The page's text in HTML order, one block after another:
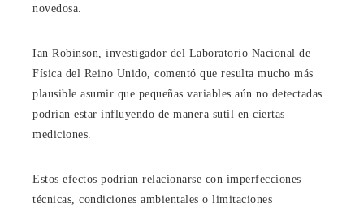
novedosa.
Ian Robinson, investigador del Laboratorio Nacional de
Física del Reino Unido, comentó que resulta mucho más
plausible asumir que pequeñas variables aún no detectadas
podrían estar influyendo de manera sutil en ciertas
mediciones.
Estos efectos podrían relacionarse con imperfecciones
técnicas, condiciones ambientales o limitaciones